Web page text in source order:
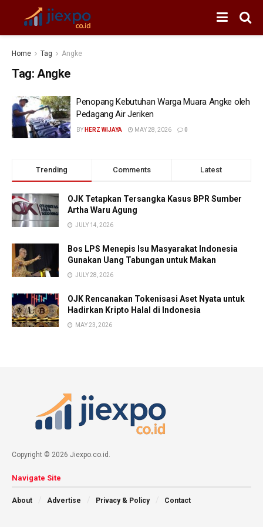
Home Tag Angke
Tag: Angke
Penopang Kebutuhan Warga Muara Angke oleh
Pedagang Air Jeriken
BY HERZ WIJAYA MAY 28, 2026 0
Trending Comments Latest
OJK Tetapkan Tersangka Kasus BPR Sumber
Artha Waru Agung
JULY 14, 2026
Bos LPS Menepis Isu Masyarakat Indonesia
Gunakan Uang Tabungan untuk Makan
JULY 28, 2026
OJK Rencanakan Tokenisasi Aset Nyata untuk
Hadirkan Kripto Halal di Indonesia
MAY 23, 2026
Copyright © 2026 Jiexpo.co.id.
Navigate Site
About Advertise Privacy & Policy Contact